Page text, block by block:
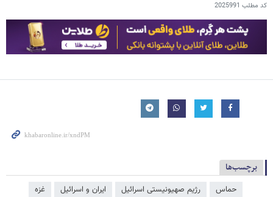
کد مطلب 2025991
برچسب‌ها
حماس رژیم صهیونیستی اسرائیل ایران و اسرائیل غزه